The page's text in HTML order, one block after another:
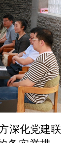
深化党建联